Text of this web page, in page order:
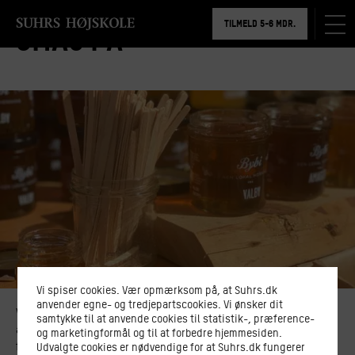
TILMELD 5-6 MDR.
Smag På FÆLLESFAG
Vi slutter ofte ugen med fællesfaget Smag På. Faget handler om
at kunne smage til og smage forskel, og hver uge har et
forskelligt tema, som vi fordyber os i.
Vi spiser cookies. Vær opmærksom på, at Suhrs.dk
anvender egne- og tredjepartscookies. Vi ønsker dit
samtykke til at anvende cookies til statistik-, præference-
og marketingformål og til at forbedre hjemmesiden.
Udvalgte cookies er nødvendige for at Suhrs.dk fungerer